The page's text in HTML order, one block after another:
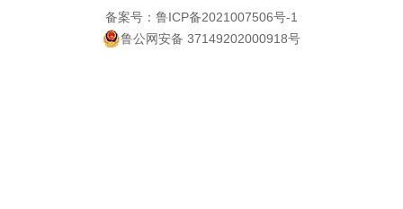
备案号：鲁ICP备2021007506号-1
鲁公网安备 37149202000918号